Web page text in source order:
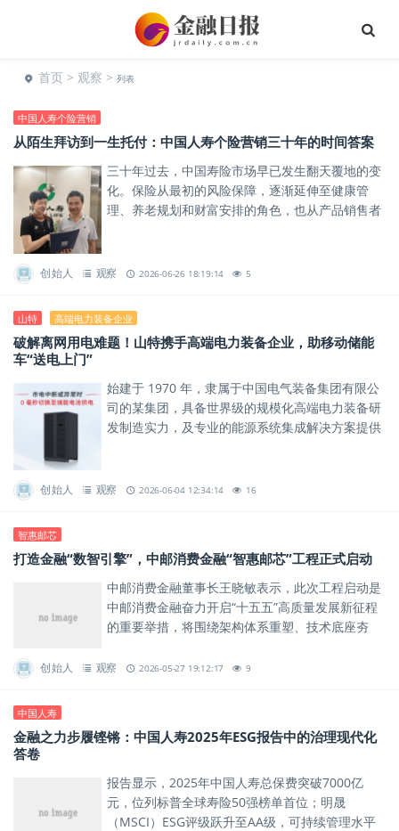
首页 > 观察 > 列表
中国人寿个险营销
从陌生拜访到一生托付：中国人寿个险营销三十年的时间答案
三十年过去，中国寿险市场早已发生翻天覆地的变
化。保险从最初的风险保障，逐渐延伸至健康管
理、养老规划和财富安排的角色，也从产品销售者
创始人 观察 2026-06-26 18:19:14 5
山特 高端电力装备企业
破解离网用电难题！山特携手高端电力装备企业，助移动储能
车“送电上门”
始建于 1970 年，隶属于中国电气装备集团有限公
司的某集团，具备世界级的规模化高端电力装备研
发制造实力，及专业的能源系统集成解决方案提供
创始人 观察 2026-06-04 12:34:14 16
智惠邮芯
打造金融“数智引擎”，中邮消费金融“智惠邮芯”工程正式启动
中邮消费金融董事长王晓敏表示，此次工程启动是
中邮消费金融奋力开启“十五五”高质量发展新征程
的重要举措，将围绕架构体系重塑、技术底座夯
惠金融与实体经济注入数智...
创始人 观察 2026-05-27 19:12:17 9
中国人寿
金融之力步履铿锵：中国人寿2025年ESG报告中的治理现代化
答卷
报告显示，2025年中国人寿总保费突破7000亿
元，位列标普全球寿险50强榜单首位；明晟
（MSCI）ESG评级跃升至AA级，可持续管理水平